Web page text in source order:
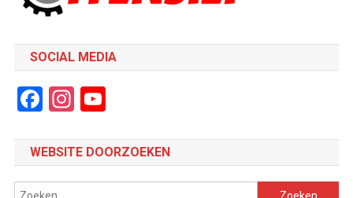
SOCIAL MEDIA
Facebook
Instagram
YouTube
WEBSITE DOORZOEKEN
Zoeken